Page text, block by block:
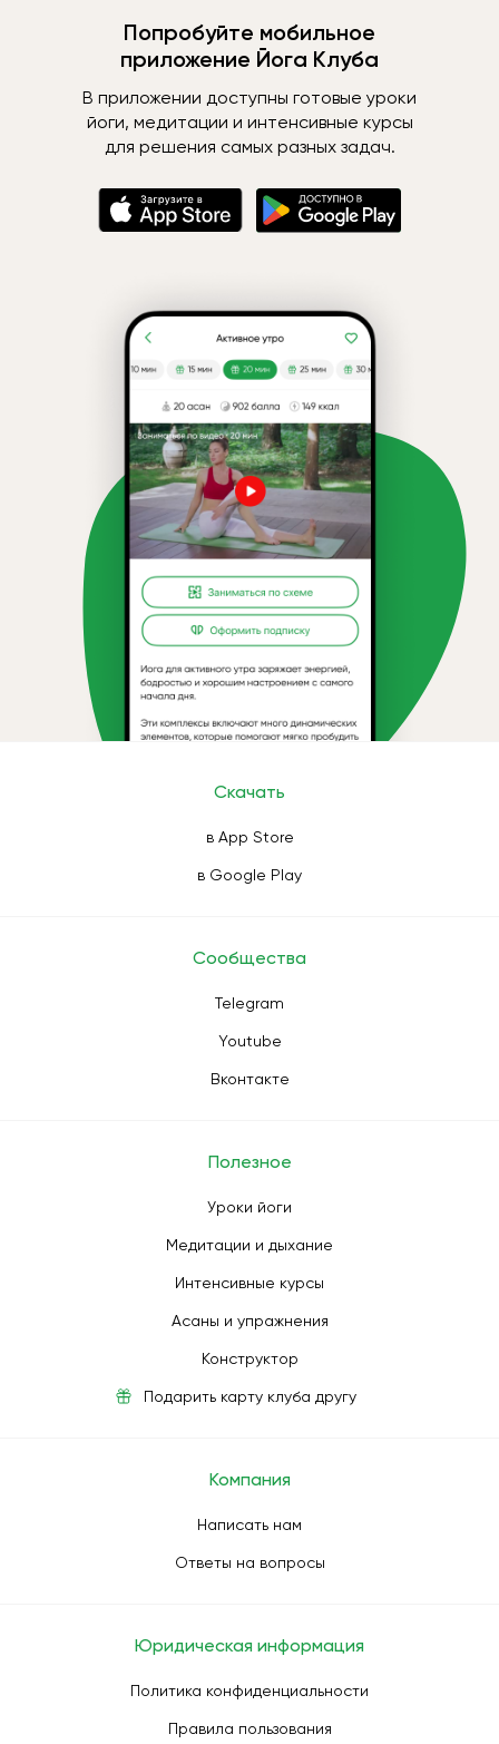
Попробуйте мобильное
приложение Йога Клуба
В приложении доступны готовые уроки
йоги, медитации и интенсивные курсы
для решения самых разных задач.
Скачать
в App Store
в Google Play
Сообщества
Telegram
Youtube
Вконтакте
Полезное
Уроки йоги
Медитации и дыхание
Интенсивные курсы
Асаны и упражнения
Конструктор
Подарить карту клуба другу
Компания
Написать нам
Ответы на вопросы
Юридическая информация
Политика конфиденциальности
Правила пользования